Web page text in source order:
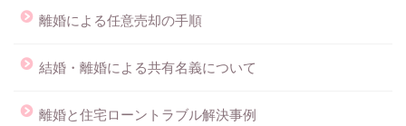
離婚による任意売却の手順
結婚・離婚による共有名義について
離婚と住宅ローントラブル解決事例